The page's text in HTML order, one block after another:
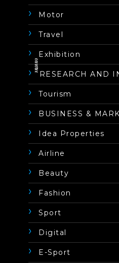
Motor
Travel
Exhibition
RESEARCH AND
Tourism
BUSINESS &
Idea Properties
Airline
Beauty
Fashion
Sport
Digital
E-Sport